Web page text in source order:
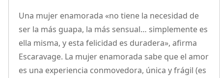
Una mujer enamorada «no tiene la necesidad de
ser la más guapa, la más sensual… simplemente es
ella misma, y esta felicidad es duradera», afirma
Escaravage. La mujer enamorada sabe que el amor
es una experiencia conmovedora, única y frágil (es